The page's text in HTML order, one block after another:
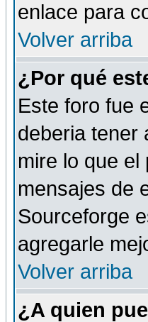
enlace para
Volver arriba
¿Por qué
Este foro fue
deberia tener
mire lo que el
mensajes de
Sourceforge
agregarle
Volver arriba
¿A quien